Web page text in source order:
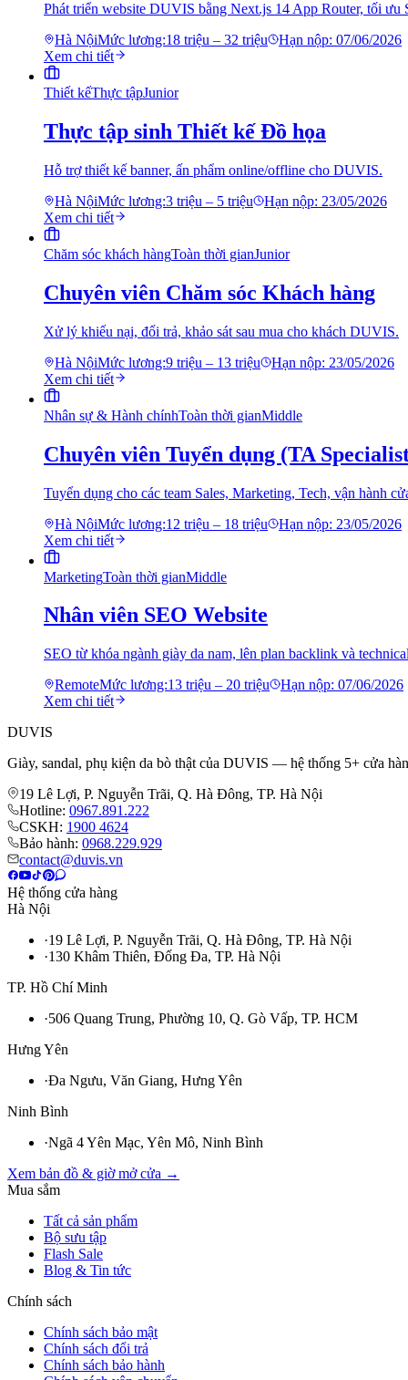
Phát triển website DUVIS bằng Next.js 14 App Router, tối ưu
Hà NộiMức lương:18 triệu – 32 triệu Hạn nộp: 07/06/2026
Xem chi tiết
Thiết kếThực tậpJunior
Thực tập sinh Thiết kế Đồ họa
Hỗ trợ thiết kế banner, ấn phẩm online/offline cho DUVIS.
Hà NộiMức lương:3 triệu – 5 triệu Hạn nộp: 23/05/2026
Xem chi tiết
Chăm sóc khách hàngToàn thời gianJunior
Chuyên viên Chăm sóc Khách hàng
Xử lý khiếu nại, đổi trả, khảo sát sau mua cho khách DUVIS.
Hà NộiMức lương:9 triệu – 13 triệu Hạn nộp: 23/05/2026
Xem chi tiết
Nhân sự & Hành chínhToàn thời gianMiddle
Chuyên viên Tuyển dụng (TA
Tuyển dụng cho các team Sales, Marketing, Tech, vận hành
Hà NộiMức lương:12 triệu – 18 triệu Hạn nộp: 23/05/2026
Xem chi tiết
MarketingToàn thời gianMiddle
Nhân viên SEO Website
SEO từ khóa ngành giày da nam, lên plan backlink và
RemoteMức lương:13 triệu – 20 triệu Hạn nộp: 07/06/2026
Xem chi tiết
DUVIS
Giày, sandal, phụ kiện da bò thật của DUVIS — hệ thống 5+ cửa
19 Lê Lợi, P. Nguyễn Trãi, Q. Hà Đông, TP. Hà Nội
Hotline: 0967.891.222
CSKH: 1900 4624
Bảo hành: 0968.229.929
contact@duvis.vn
Hệ thống cửa hàng
Hà Nội
·19 Lê Lợi, P. Nguyễn Trãi, Q. Hà Đông, TP. Hà Nội
·130 Khâm Thiên, Đống Đa, TP. Hà Nội
TP. Hồ Chí Minh
·506 Quang Trung, Phường 10, Q. Gò Vấp, TP. HCM
Hưng Yên
·Đa Ngưu, Văn Giang, Hưng Yên
Ninh Bình
·Ngã 4 Yên Mạc, Yên Mô, Ninh Bình
Xem bản đồ & giờ mở cửa →
Mua sắm
Tất cả sản phẩm
Bộ sưu tập
Flash Sale
Blog & Tin tức
Chính sách
Chính sách bảo mật
Chính sách đổi trả
Chính sách bảo hành